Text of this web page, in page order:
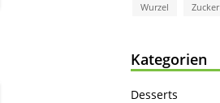
Wurzel Zucker
Kategorien
Desserts